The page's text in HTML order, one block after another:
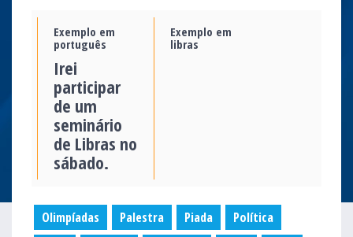
Exemplo em
português
Irei
participar
de um
seminário
de Libras no
sábado.
Exemplo em
libras
Olimpíadas Palestra Piada
Política